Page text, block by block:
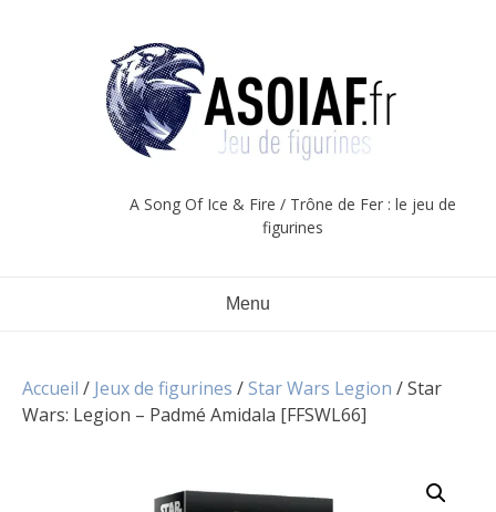
A Song Of Ice & Fire / Trône de Fer : le jeu de
figurines
Menu
Accueil / Jeux de figurines /Star Wars Legion / Star
Wars: Legion – Padmé Amidala [FFSWL66]